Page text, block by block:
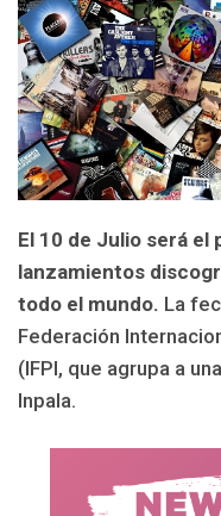
El 10 de Julio será
lanzamientos
todo el mundo. La
Federación
(IFPI, que agrupa a
Inpala.